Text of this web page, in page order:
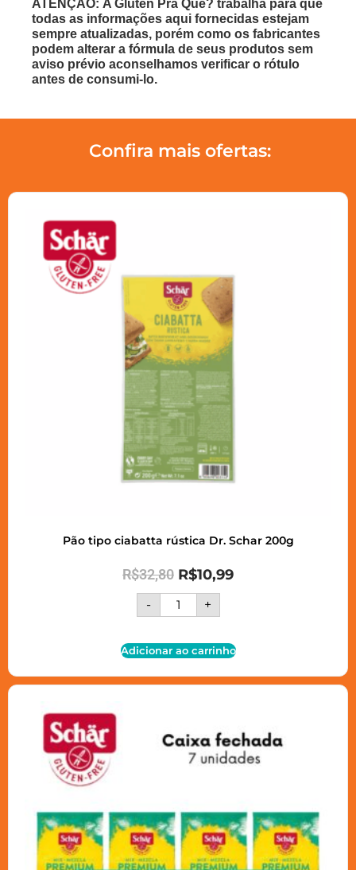
ATENÇÃO: A Glúten Pra Quê? trabalha para que
todas as informações aqui fornecidas estejam
sempre atualizadas, porém como os fabricantes
podem alterar a fórmula de seus produtos sem
aviso prévio aconselhamos verificar o rótulo
antes de consumi-lo.
Confira mais ofertas:
Pão tipo ciabatta rústica Dr. Schar 200g
R$32,80 R$10,99
- +
Adicionar ao carrinho